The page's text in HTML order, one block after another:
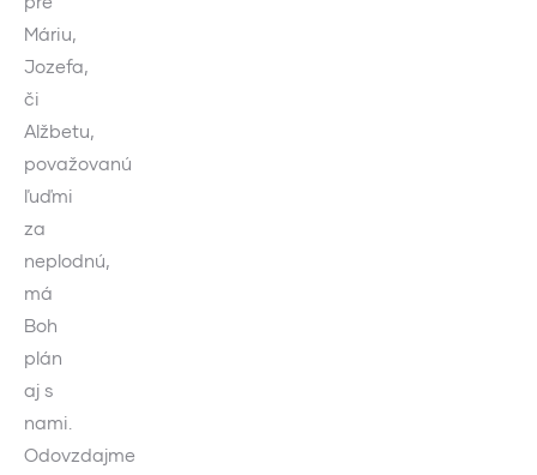
Máriu,
Jozefa,
či
Alžbetu,
považovanú
ľuďmi
za
neplodnú,
má
Boh
plán
aj s
nami.
Odovzdajme